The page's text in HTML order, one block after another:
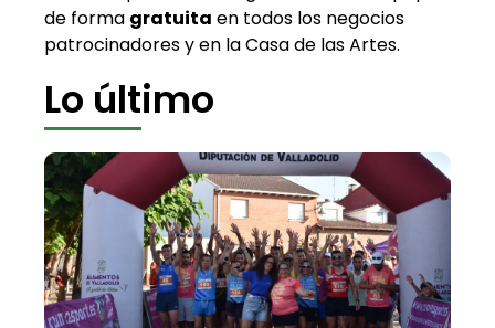
de forma gratuita en todos los negocios
patrocinadores y en la Casa de las Artes.
Lo último